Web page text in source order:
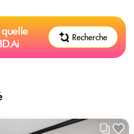
quelle
Recherche